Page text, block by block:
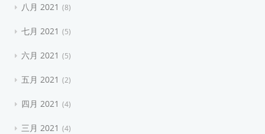
八月 2021 8
七月 2021 5
六月 2021 5
五月 2021 2
四月 2021 4
三月 2021 4